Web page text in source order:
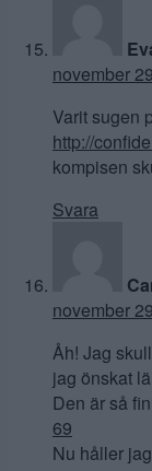
november
Varit sugen
http://
kompisen
Svara
november
Åh! Jag
jag önskat
Den är så
69
Nu håller